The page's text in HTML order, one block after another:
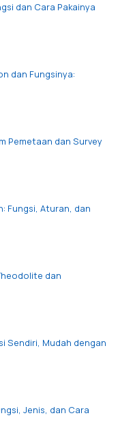
dan Cara Pakainya
dan Fungsinya:
Pemetaan dan Survey
Fungsi, Aturan, dan
dan
Sendiri, Mudah dengan
Jenis, dan Cara